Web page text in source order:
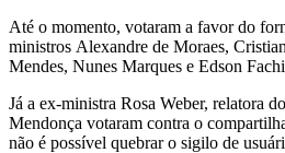
Até o momento, votaram a favor do
ministros Alexandre de Moraes,
Mendes, Nunes Marques e Edson
Já a ex-ministra Rosa Weber, relatora
Mendonça votaram contra o
não é possível quebrar o sigilo de